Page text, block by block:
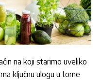
na koji starimo uveliko
ključnu ulogu u tome